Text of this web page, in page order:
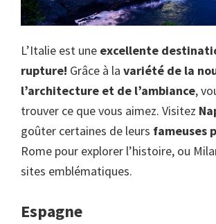
L’Italie est une excellente
rupture! Grâce à la variété de la
l’architecture et de l’ambiance,
trouver ce que vous aimez. Visitez
goûter certaines de leurs fameuses
Rome pour explorer l’histoire, ou
sites emblématiques.
Espagne